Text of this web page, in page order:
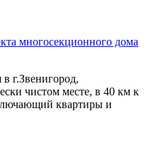
многосекционного дома
г.Звенигород,
чистом месте, в 40 км к
квартиры и